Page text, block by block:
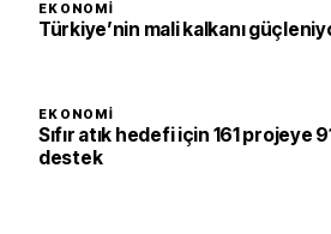
EKONOMI
Türkiye’nin mali kalkanı
EKONOMI
Sıfır atık hedefi için 161 projeye
destek